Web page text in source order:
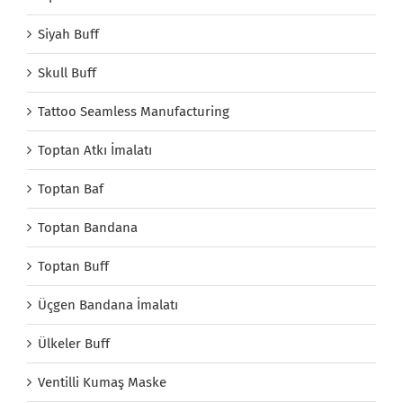
Siyah Buff
Skull Buff
Tattoo Seamless Manufacturing
Toptan Atkı İmalatı
Toptan Baf
Toptan Bandana
Toptan Buff
Üçgen Bandana İmalatı
Ülkeler Buff
Ventilli Kumaş Maske